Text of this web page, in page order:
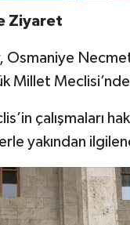
Ziyaret
Millet Meclisi’nde
çalışmaları
yakından